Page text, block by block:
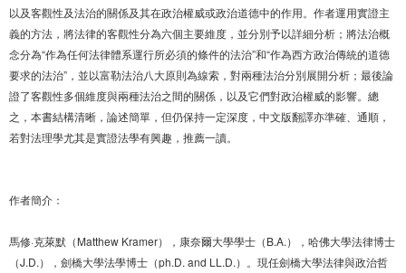
以及客觀性及法治的關係及其在政治權威或政治道德中的作用。作者運用實證主
義的方法，將法律的客觀性分為六個主要維度，並分別予以詳細分析；將法治概
念分為“作為任何法律體系運行所必須的條件的法治”和“作為西方政治傳統的道德
要求的法治”，並以富勒法治八大原則為線索，對兩種法治分別展開分析；最後論
證了客觀性多個維度與兩種法治之間的關係，以及它們對政治權威的影響。總
之，本書結構清晰，論述簡單，但仍保持一定深度，中文版翻譯亦準確、通順，
若對法理學尤其是實證法學有興趣，推薦一讀。
作者簡介：
馬修·克萊默（Matthew Kramer），康奈爾大學學士（B.A.），哈佛大學法律博士
（J.D.），劍橋大學法學博士（ph.D. and LL.D.）。現任劍橋大學法律與政治哲